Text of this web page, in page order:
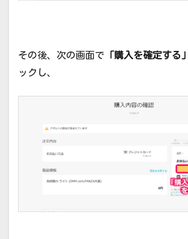
その後、次の画面で 「購入を確定する」
ックし、